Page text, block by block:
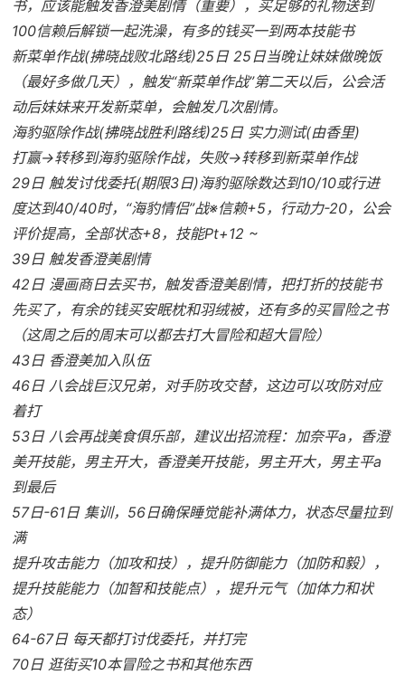
书，应该能触发香澄美剧情（重要），买足够的礼物送到
100信赖后解锁一起洗澡，有多的钱买一到两本技能书
新菜单作战(拂晓战败北路线)25日 25日当晚让妹妹做晚饭
（最好多做几天），触发“新菜单作战”第二天以后，公会活
动后妹妹来开发新菜单，会触发几次剧情。
海豹驱除作战(拂晓战胜利路线)25日 实力测试(由香里)
打赢→转移到海豹驱除作战，失败→转移到新菜单作战
29日 触发讨伐委托(期限3日)海豹驱除数达到10/10或行进
度达到40/40时，“海豹情侣”战※信赖+5，行动力-20，公会
评价提高，全部状态+8，技能Pt+12 ~
39日 触发香澄美剧情
42日 漫画商日去买书，触发香澄美剧情，把打折的技能书
先买了，有余的钱买安眠枕和羽绒被，还有多的买冒险之书
（这周之后的周末可以都去打大冒险和超大冒险）
43日 香澄美加入队伍
46日 八会战巨汉兄弟，对手防攻交替，这边可以攻防对应
着打
53日 八会再战美食俱乐部，建议出招流程：加奈平a，香澄
美开技能，男主开大，香澄美开技能，男主开大，男主平a
到最后
57日-61日 集训，56日确保睡觉能补满体力，状态尽量拉到
满
提升攻击能力（加攻和技），提升防御能力（加防和毅），
提升技能能力（加智和技能点），提升元气（加体力和状
态）
64-67日 每天都打讨伐委托，并打完
70日 逛街买10本冒险之书和其他东西